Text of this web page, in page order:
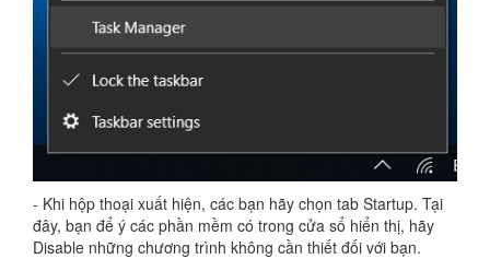
- Khi hộp thoại xuất hiện, các bạn hãy chọn tab Startup. Tại
đây, bạn để ý các phần mềm có trong cửa sổ hiển thị, hãy
Disable những chương trình không cần thiết đối với bạn.